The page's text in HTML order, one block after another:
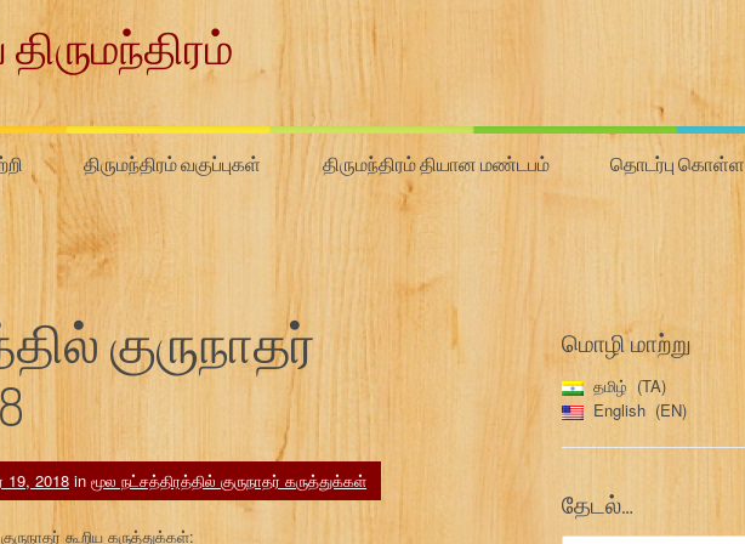
திருமந்திரம் வகுப்புகள் திருமந்திரம் தியான மண்டபம் தொடர்பு கொள்ள
குருநாதர்
19, 2018 in மூல நட்சத்திரத்தில் குருநாதர் கருத்துக்கள்
கூறிய கருத்துக்கள்:
மொழி மாற்று
தமிழ்
TA
English
EN
தேடல்…